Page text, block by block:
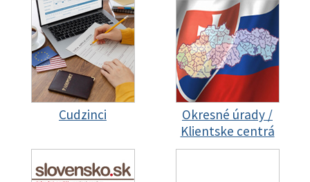
Cudzinci
Okresné úrady /
Klientske centrá